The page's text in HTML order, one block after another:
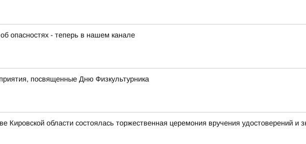
опасностях - теперь в нашем канале
посвященные Дню Физкультурника
Кировской области состоялась торжественная церемония вручения удостоверений и